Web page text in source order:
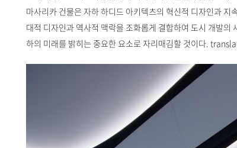
마사리카 건물은 자하 하디드 아키텍츠의 혁신적 디자인과 지
대적 디자인과 역사적 맥락을 조화롭게 결합하여 도시 개발의
하의 미래를 밝히는 중요한 요소로 자리매김할 것이다.